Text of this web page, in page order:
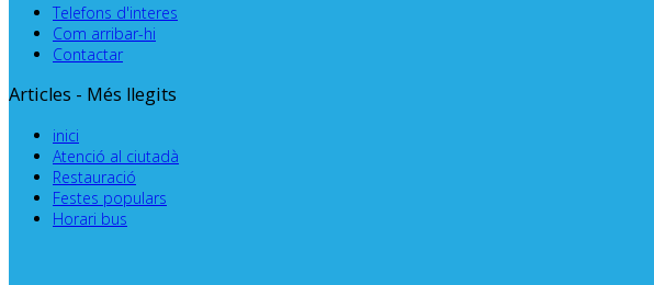
Telefons d'interes
Com arribar-hi
Contactar
Articles - Més llegits
inici
Atenció al ciutadà
Restauració
Festes populars
Horari bus